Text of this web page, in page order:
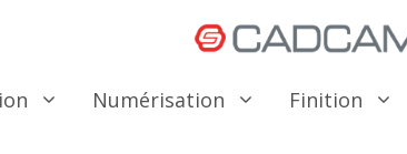
Numérisation Finition